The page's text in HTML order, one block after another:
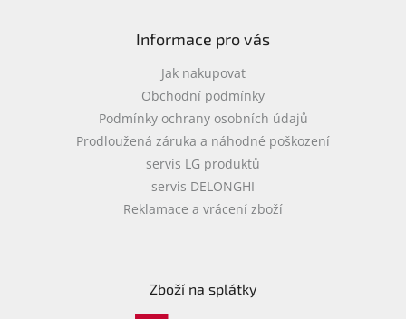
Informace pro vás
Jak nakupovat
Obchodní podmínky
Podmínky ochrany osobních údajů
Prodloužená záruka a náhodné poškození
servis LG produktů
servis DELONGHI
Reklamace a vrácení zboží
Zboží na splátky